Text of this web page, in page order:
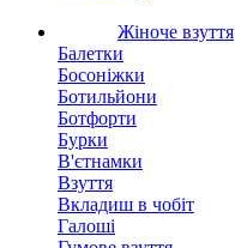
Жіноче взуття
Балетки
Босоніжки
Ботильйони
Ботфорти
Бурки
В'єтнамки
Взуття
Вкладиш в чобіт
Галоші